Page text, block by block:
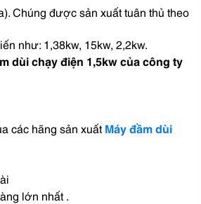
Chúng được sản xuất tuân thủ theo
như: 1,38kw, 15kw, 2,2kw.
dùi chạy điện 1,5kw của công ty
các hãng sản xuất Máy đầm dùi
lớn nhất .